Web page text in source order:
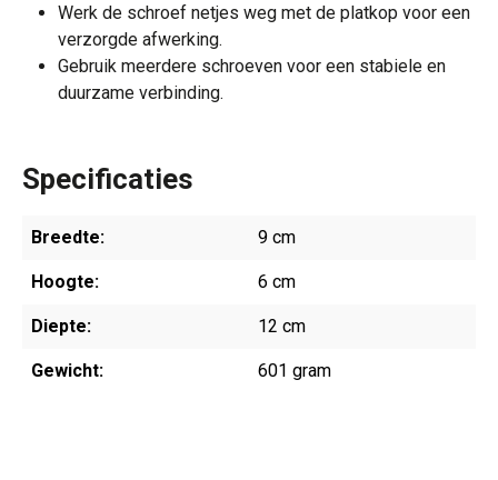
Werk de schroef netjes weg met de platkop voor een
verzorgde afwerking.
Gebruik meerdere schroeven voor een stabiele en
duurzame verbinding.
Specificaties
Breedte: 9 cm
Hoogte: 6 cm
Diepte: 12 cm
Gewicht: 601 gram